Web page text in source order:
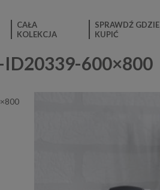
CAŁA
KOLEKCJA
SPRAWDŹ GDZIE
KUPIĆ
600×800